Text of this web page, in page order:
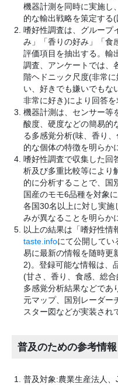
機器計測を同時に実施し
的な輸出戦略を策定する(
嗜好性調査は、グループ
み」「香りの好み」「食
評価項目を抽出する。輸
調査、アンケートでは、
階ヘドニック尺度(非常
い、好きでも嫌いでもな
非常に好き)により回答を
機器計測は、センサー等
酸度、硬度などの簡易的
る多感覚分析(味、香り
的な個体の特徴を明らか
嗜好性調査で収集した回
析及び多重比較等により
的に分析することで、国
国産のモモ6品種を対象
各国30名以上に対し実施
みが異なることを明らか
以上の結果は「嗜好性情
taste.infoにて公開してい
易に最新の情報を随時更
2)。登録可能な情報は、
(甘さ、香り、食感、総
多感覚分析結果などであ
元マップ、国別レーダー
スター図などが実装され
普及のための参考情報
普及対象:農業生産法人